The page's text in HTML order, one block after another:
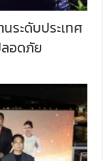
นระดับประเทศ
อดภัย